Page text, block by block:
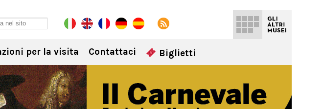
per la visita Contattaci Biglietti